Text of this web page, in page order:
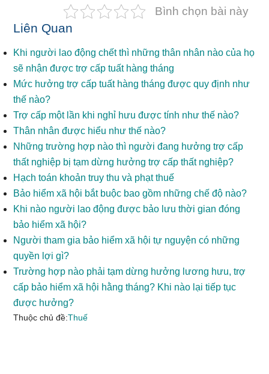
Bình chọn bài này
Liên Quan
Khi người lao động chết thì những thân nhân nào của họ
sẽ nhận được trợ cấp tuất hàng tháng
Mức hưởng trợ cấp tuất hàng tháng được quy định như
thế nào?
Trợ cấp một lần khi nghỉ hưu được tính như thế nào?
Thân nhân được hiểu như thế nào?
Những trường hợp nào thì người đang hưởng trợ cấp
thất nghiệp bị tạm dừng hưởng trợ cấp thất nghiệp?
Hạch toán khoản truy thu và phạt thuế
Bảo hiểm xã hội bắt buộc bao gồm những chế độ nào?
Khi nào người lao động được bảo lưu thời gian đóng
bảo hiểm xã hội?
Người tham gia bảo hiểm xã hội tự nguyện có những
quyền lợi gì?
Trường hợp nào phải tạm dừng hưởng lương hưu, trợ
cấp bảo hiểm xã hội hằng tháng? Khi nào lại tiếp tục
được hưởng?
Thuộc chủ đề:Thuế